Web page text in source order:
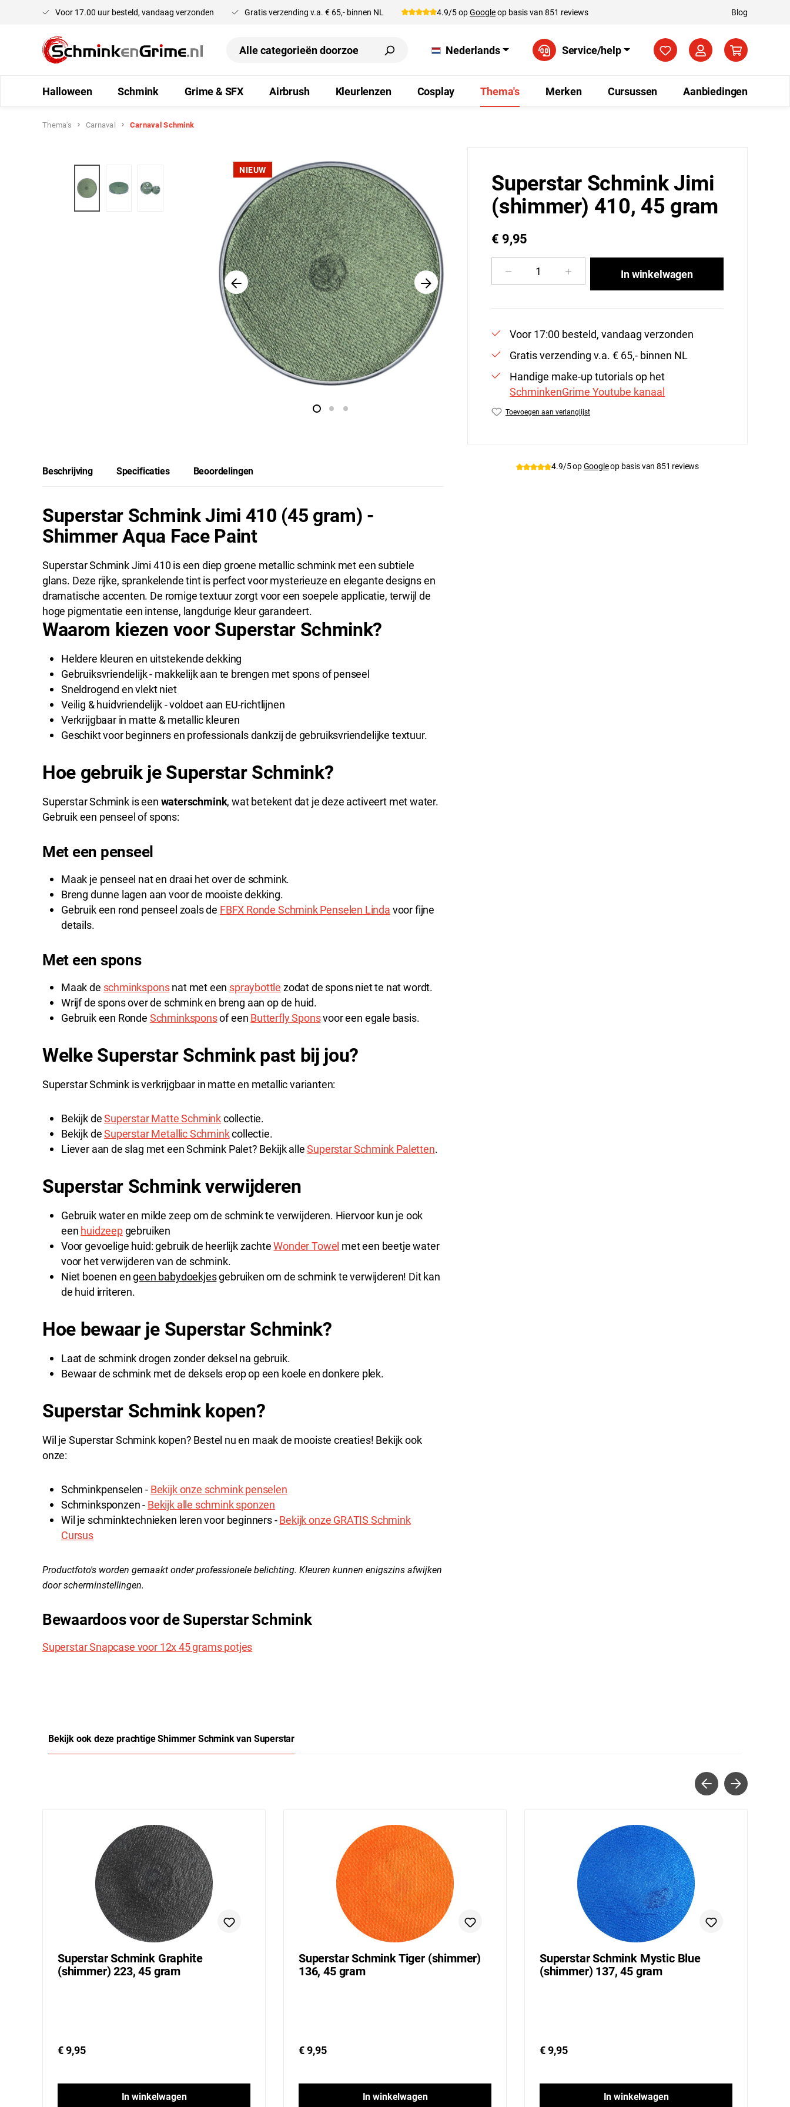
Ga naar de hoofdnavigatie
Voor 17.00 uur besteld, vandaag verzonden Gratis verzending v.a. € 65,- binnen NL 4.9/5 opGoogleop basis van 851 reviews Blog
Nederlands Service/help Je hebt 0 items op je
Halloween Schmink Grime & SFX Airbrush Kleurlenzen Cosplay Thema's Merken Cursussen Aanbiedingen
Thema's Carnaval Carnaval Schmink
NIEUW
Superstar Schmink Jimi
(shimmer) 410, 45 gram
€ 9,95
Producthoeveelheid: Voer de gewenste
In winkelwagen
Voor 17:00 besteld, vandaag verzonden
Gratis verzending v.a. € 65,- binnen NL
Handige make-up tutorials op het
SchminkenGrime Youtube kanaal
Toevoegen aan verlanglijst
4.9/5 opGoogleop basis van 851 reviews
Beschrijving Specificaties Beoordelingen
Superstar Schmink Jimi 410 (45 gram) -
Shimmer Aqua Face Paint
Superstar Schmink Jimi 410 is een diep groene metallic schmink met een subtiele
glans. Deze rijke, sprankelende tint is perfect voor mysterieuze en elegante designs en
dramatische accenten. De romige textuur zorgt voor een soepele applicatie, terwijl de
hoge pigmentatie een intense, langdurige kleur garandeert.
Waarom kiezen voor Superstar Schmink?
Heldere kleuren en uitstekende dekking
Gebruiksvriendelijk - makkelijk aan te brengen met spons of penseel
Sneldrogend en vlekt niet
Veilig & huidvriendelijk - voldoet aan EU-richtlijnen
Verkrijgbaar in matte & metallic kleuren
Geschikt voor beginners en professionals dankzij de gebruiksvriendelijke textuur.
Hoe gebruik je Superstar Schmink?
Superstar Schmink is een waterschmink, wat betekent dat je deze activeert met water.
Gebruik een penseel of spons:
Met een penseel
Maak je penseel nat en draai het over de schmink.
Breng dunne lagen aan voor de mooiste dekking.
Gebruik een rond penseel zoals de FBFX Ronde Schmink Penselen Linda voor fijne
details.
Met een spons
Maak de schminksponsnat met een spraybottle zodat de spons niet te nat wordt.
Wrijf de spons over de schmink en breng aan op de huid.
Gebruik een Ronde Schminksponsof een Butterfly Sponsvoor een egale basis.
Welke Superstar Schmink past bij jou?
Superstar Schmink is verkrijgbaar in matte en metallic varianten:
Bekijk deSuperstar Matte Schminkcollectie.
Bekijk deSuperstar Metallic Schminkcollectie.
Liever aan de slag met een Schmink Palet? Bekijk alleSuperstar Schmink Paletten.
Superstar Schmink verwijderen
Gebruik water en milde zeep om de schmink te verwijderen. Hiervoor kun je ook
een huidzeepgebruiken
Voor gevoelige huid: gebruik de heerlijk zachteWonder Towel met een beetje water
voor het verwijderen van de schmink.
Niet boenen engeen babydoekjesgebruiken om de schmink te verwijderen! Dit kan
de huid irriteren.
Hoe bewaar je Superstar Schmink?
Laat de schmink drogen zonder deksel na gebruik.
Bewaar de schmink met de deksels erop op een koele en donkere plek.
Superstar Schmink kopen?
Wil je Superstar Schmink kopen? Bestel nu en maak de mooiste creaties! Bekijk ook
onze:
Schminkpenselen - Bekijk onze schmink penselen
Schminksponzen - Bekijk alle schmink sponzen
Wil je schminktechnieken leren voor beginners -Bekijk onze GRATIS Schmink
Cursus
Productfoto's worden gemaakt onder professionele belichting. Kleuren kunnen enigszins afwijken
door scherminstellingen.
Bewaardoos voor de Superstar Schmink
Superstar Snapcase voor 12x 45 grams potjes
Bekijk ook deze prachtige Shimmer Schmink van Superstar
Superstar Schmink Graphite
(shimmer) 223, 45 gram
€ 9,95
In winkelwagen
Superstar Schmink Tiger (shimmer)
136, 45 gram
€ 9,95
In winkelwagen
Superstar Schmink Mystic Blue
(shimmer) 137, 45 gram
€ 9,95
In winkelwagen